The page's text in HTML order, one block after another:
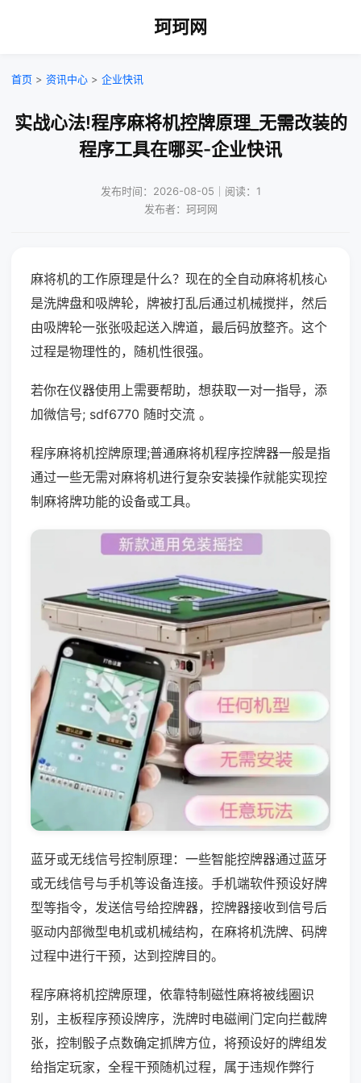
珂珂网
首页 > 资讯中心 > 企业快讯
实战心法!程序麻将机控牌原理_无需改装的
程序工具在哪买-企业快讯
发布时间：2026-08-05｜阅读：1
发布者：珂珂网
麻将机的工作原理是什么？现在的全自动麻将机核心
是洗牌盘和吸牌轮，牌被打乱后通过机械搅拌，然后
由吸牌轮一张张吸起送入牌道，最后码放整齐。这个
过程是物理性的，随机性很强。
若你在仪器使用上需要帮助，想获取一对一指导，添
加微信号; sdf6770 随时交流 。
程序麻将机控牌原理;普通麻将机程序控牌器一般是指
通过一些无需对麻将机进行复杂安装操作就能实现控
制麻将牌功能的设备或工具。
蓝牙或无线信号控制原理：一些智能控牌器通过蓝牙
或无线信号与手机等设备连接。手机端软件预设好牌
型等指令，发送信号给控牌器，控牌器接收到信号后
驱动内部微型电机或机械结构，在麻将机洗牌、码牌
过程中进行干预，达到控牌目的。
程序麻将机控牌原理，依靠特制磁性麻将被线圈识
别，主板程序预设牌序，洗牌时电磁闸门定向拦截牌
张，控制骰子点数确定抓牌方位，将预设好的牌组发
给指定玩家，全程干预随机过程，属于违规作弊行